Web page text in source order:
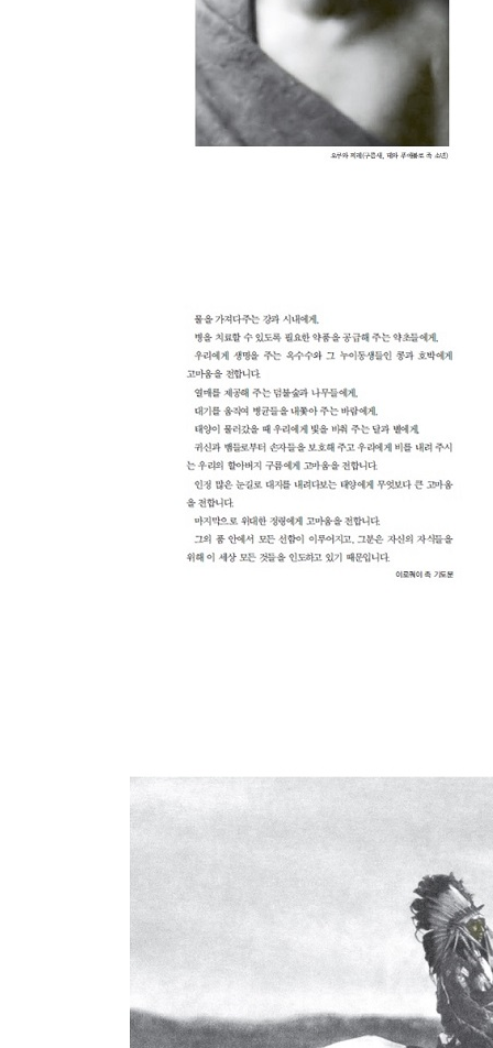
나는 왜 이교도인가 | 붉은 새
내가 흘린 눈물만 모아도 가뭄은 없다 | 후아니타
나는 노래를 불렀다, 인디언의 노래를 | 댄 조지 추
집으로 가는 길 | 파란 독수리 깃털
좋은 약은 병에 담겨 있지 않다 | 미친 곰
기억하라, 세상의 신성한 것들을 | 토머스 반야시아
여기 치유의 힘이 있으니 | 라모나 베네트
야생이란 없다, 자유가 있을 뿐 | 오렌 라이온스
독수리의 여행 | 이름이 알려지지 않은 인디언
아메리카 인디언 도덕률 | 인터트라이벌 타임스
인디언 남자들의 일곱 가지 철학 | 아메리카 원주
인디언 달력 | 열두 번의 행복한 달들